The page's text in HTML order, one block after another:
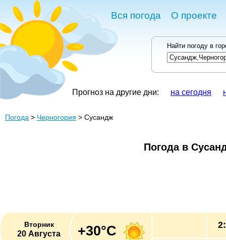
Вся погода О проекте
Найти погоду в
Прогноз на другие дни: на сегодня
Погода > Черногория > Сусандж
Погода в
Вторник
20 Августа +30°C